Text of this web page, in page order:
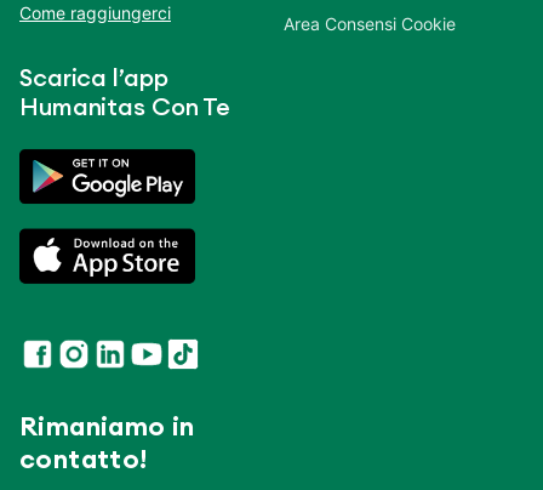
Come raggiungerci
Scarica l’app
Humanitas Con Te
Rimaniamo in
contatto!
Area Consensi Cookie